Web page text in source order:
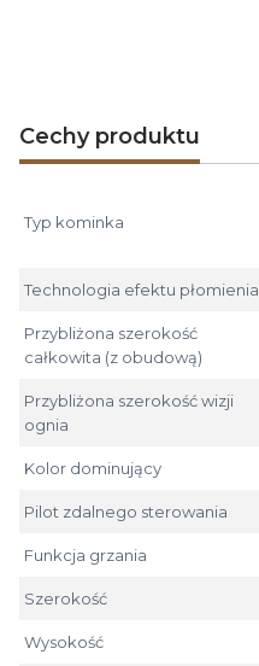
Cechy produktu
Typ kominka
Technologia efektu płomienia
Przybliżona szerokość
całkowita (z obudową)
Przybliżona szerokość wizji
ognia
Kolor dominujący
Pilot zdalnego sterowania
Funkcja grzania
Szerokość
Wysokość